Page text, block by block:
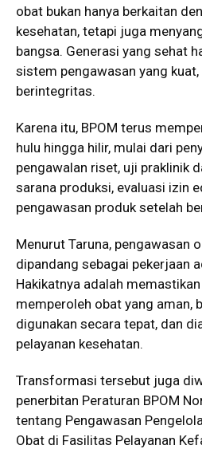
obat bukan hanya berkaitan
kesehatan, tetapi juga
bangsa. Generasi yang sehat
sistem pengawasan yang
berintegritas.
Karena itu, BPOM terus
hulu hingga hilir, mulai dari
pengawalan riset, uji praklinik
sarana produksi, evaluasi izin
pengawasan produk setelah
Menurut Taruna, pengawasan
dipandang sebagai pekerjaan
Hakikatnya adalah
memperoleh obat yang aman,
digunakan secara tepat, dan
pelayanan kesehatan.
Transformasi tersebut juga
penerbitan Peraturan BPOM
tentang Pengawasan
Obat di Fasilitas Pelayanan